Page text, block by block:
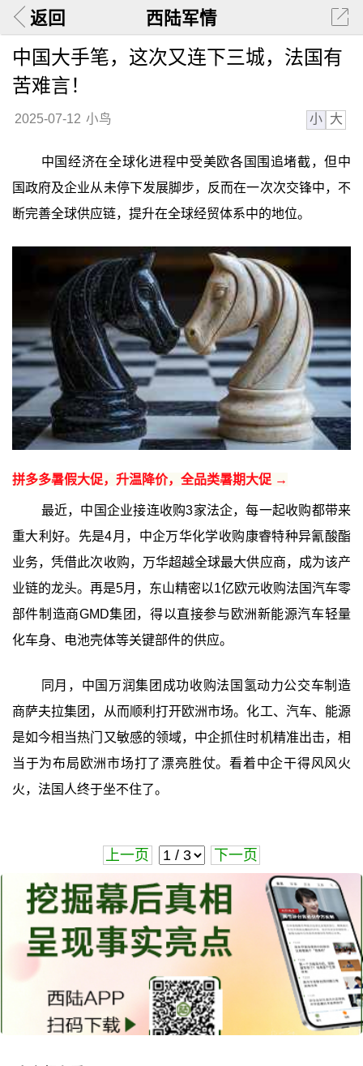
返回 西陆军情
中国大手笔，这次又连下三城，法国有
苦难言！
2025-07-12 小鸟 小 大
中国经济在全球化进程中受美欧各国围追堵截，但中
国政府及企业从未停下发展脚步，反而在一次次交锋中，不
断完善全球供应链，提升在全球经贸体系中的地位。
拼多多暑假大促，升温降价，全品类暑期大促 →
最近，中国企业接连收购3家法企，每一起收购都带来
重大利好。先是4月，中企万华化学收购康睿特种异氰酸酯
业务，凭借此次收购，万华超越全球最大供应商，成为该产
业链的龙头。再是5月，东山精密以1亿欧元收购法国汽车零
部件制造商GMD集团，得以直接参与欧洲新能源汽车轻量
化车身、电池壳体等关键部件的供应。
同月，中国万润集团成功收购法国氢动力公交车制造
商萨夫拉集团，从而顺利打开欧洲市场。化工、汽车、能源
是如今相当热门又敏感的领域，中企抓住时机精准出击，相
当于为布局欧洲市场打了漂亮胜仗。看着中企干得风风火
火，法国人终于坐不住了。
上一页 下一页